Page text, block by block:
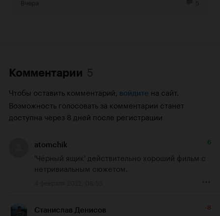
Комментарии
Чтобы оставить комментарий, войдите на сайт.
Возможность голосовать за комментарии станет
доступна через 8 дней после регистрации
atomchik 6
'Чёрный ящик' действительно хороший фильм с
нетривиальным сюжетом.
Станислав Денисов -8